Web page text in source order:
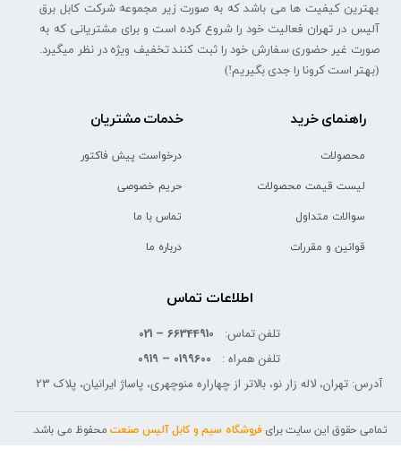
بهترین کیفیت ها می باشد که به صورت زیر مجموعه شرکت کابل برق
آلیس در تهران فعالیت خود را شروع کرده است و برای مشتریانی که به
صورت غیر حضوری سفارش خود را ثبت کنند تخفیف ویژه در نظر میگیرد.
(بهتر است کرونا را جدی بگیریم!)
تمامی حقوق این سایت برایفروشگاه سیم و کابل آلیس صنعتمحفوظ می باشد.
راهنمای خرید
محصولات
لیست قیمت محصولات
سوالات متداول
قوانین و مقررات
خدمات مشتریان
درخواست پیش فاکتور
حریم خصوصی
تماس با ما
درباره ما
اطلاعات تماس
تلفن تماس: 66344910 – 021
تلفن همراه : 0199600 – 0919
آدرس: تهران، لاله زار نو، بالاتر از چهاراره منوچهری، پاساژ ایرانیان، پلاک 23